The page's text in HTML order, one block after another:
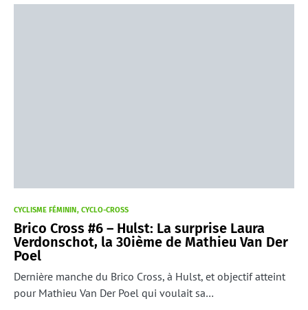
CYCLISME FÉMININ CYCLO-CROSS
Brico Cross #6 – Hulst: La surprise Laura
Verdonschot, la 30ième de Mathieu Van Der
Poel
Dernière manche du Brico Cross, à Hulst, et objectif atteint
pour Mathieu Van Der Poel qui voulait sa…